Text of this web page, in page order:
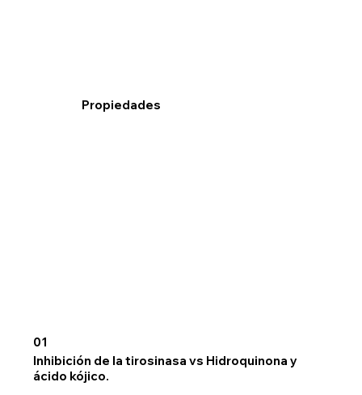
Propiedades
01
Inhibición de la tirosinasa vs Hidroquinona y
ácido kójico.